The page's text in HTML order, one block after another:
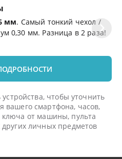
мм. Самый тонкий чехол /
0,30 мм. Разница в 2 раза!
чтобы уточнить
вашего смартфона, часов,
от машины, пульта
личных предметов